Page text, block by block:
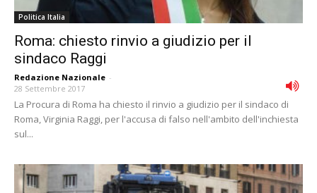
Politica Italia
Roma: chiesto rinvio a giudizio per il
sindaco Raggi
Redazione Nazionale -
28 Settembre 2017
La Procura di Roma ha chiesto il rinvio a giudizio per il sindaco di
Roma, Virginia Raggi, per l'accusa di falso nell'ambito dell'inchiesta
sul...